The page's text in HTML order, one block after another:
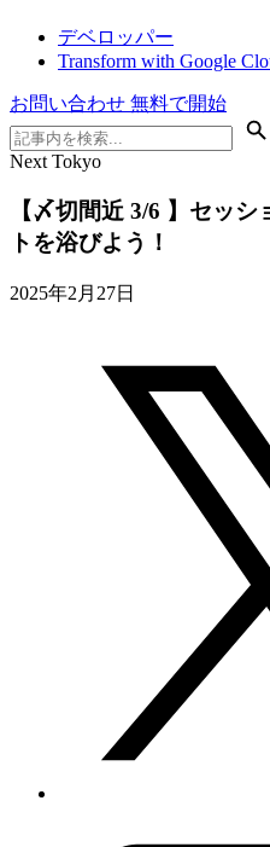
デベロッパー
Transform with Google
お問い合わせ 無料で開始
Next Tokyo
【〆切間近 3/6 】セッ
トを浴びよう！
2025年2月27日